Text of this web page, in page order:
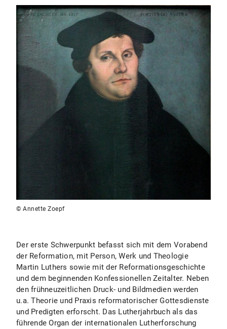
© Annette Zoepf
Der erste Schwerpunkt befasst sich mit dem Vorabend
der Reformation, mit Person, Werk und Theologie
Martin Luthers sowie mit der Reformationsgeschichte
und dem beginnenden Konfessionellen Zeitalter. Neben
den frühneuzeitlichen Druck- und Bildmedien werden
u.a. Theorie und Praxis reformatorischer Gottesdienste
und Predigten erforscht. Das Lutherjahrbuch als das
führende Organ der internationalen Lutherforschung